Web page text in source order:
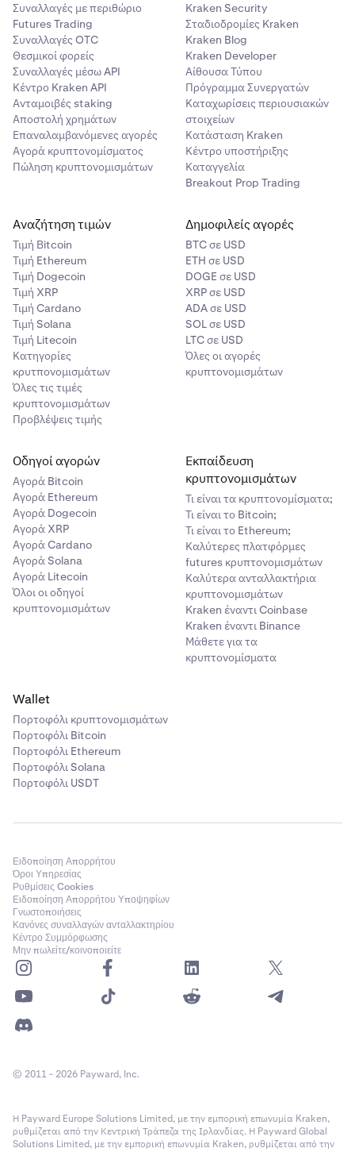
Συναλλαγές με περιθώριο
Futures Trading
Συναλλαγές OTC
Θεσμικοί φορείς
Συναλλαγές μέσω API
Κέντρο Kraken API
Ανταμοιβές staking
Αποστολή χρημάτων
Επαναλαμβανόμενες αγορές
Αγορά κρυπτονομίσματος
Πώληση κρυπτονομισμάτων
Kraken Security
Σταδιοδρομίες Kraken
Kraken Blog
Kraken Developer
Αίθουσα Τύπου
Πρόγραμμα Συνεργατών
Καταχωρίσεις περιουσιακών
στοιχείων
Κατάσταση Kraken
Κέντρο υποστήριξης
Καταγγελία
Breakout Prop Trading
Αναζήτηση τιμών
Τιμή Βitcoin
Τιμή Ethereum
Τιμή Dogecoin
Τιμή XRP
Τιμή Cardano
Τιμή Solana
Τιμή Litecoin
Κατηγορίες
κρυτπονομισμάτων
Όλες τις τιμές
κρυπτονομισμάτων
Προβλέψεις τιμής
Δημοφιλείς αγορές
BTC σε USD
ETH σε USD
DOGE σε USD
XRP σε USD
ADA σε USD
SOL σε USD
LTC σε USD
Όλες οι αγορές
κρυπτονομισμάτων
Οδηγοί αγορών
Αγορά Bitcoin
Αγορά Ethereum
Αγορά Dogecoin
Αγορά XRP
Αγορά Cardano
Αγορά Solana
Αγορά Litecoin
Όλοι οι οδηγοί
κρυπτονομισμάτων
Εκπαίδευση
κρυπτονομισμάτων
Τι είναι τα κρυπτονομίσματα;
Τι είναι το Bitcoin;
Τι είναι το Ethereum;
Καλύτερες πλατφόρμες
futures κρυπτονομισμάτων
Καλύτερα ανταλλακτήρια
κρυπτονομισμάτων
Kraken έναντι Coinbase
Kraken έναντι Binance
Μάθετε για τα
κρυπτονομίσματα
Wallet
Πορτοφόλι κρυπτονομισμάτων
Πορτοφόλι Bitcoin
Πορτοφόλι Ethereum
Πορτοφόλι Solana
Πορτοφόλι USDT
Ειδοποίηση Απορρήτου
Όροι Υπηρεσίας
Ρυθμίσεις Cookies
Ειδοποίηση Απορρήτου Υποψηφίων
Γνωστοποιήσεις
Κανόνες συναλλαγών ανταλλακτηρίου
Κέντρο Συμμόρφωσης
Μην πωλείτε/κοινοποιείτε
© 2011 - 2026 Payward, Inc.
Η Payward Europe Solutions Limited, με την εμπορική επωνυμία Kraken,
ρυθμίζεται από την Κεντρική Τράπεζα της Ιρλανδίας. Η Payward Global
Solutions Limited, με την εμπορική επωνυμία Kraken, ρυθμίζεται από την